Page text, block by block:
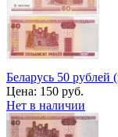
Беларусь 50 рублей
Цена: 150 руб.
Нет в наличии